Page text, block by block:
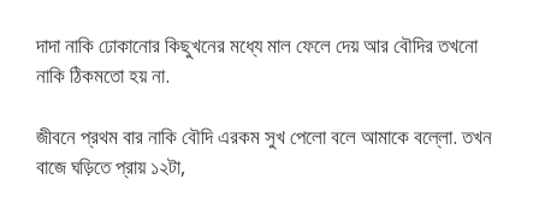
দাদা নাকি ঢোকানোর কিছুখনের মধ্যে মাল ফেলে দেয় আর বৌদির তখনো
নাকি ঠিকমতো হয় না.
জীবনে প্রথম বার নাকি বৌদি এরকম সুখ পেলো বলে আমাকে বল্লো. তখন
বাজে ঘড়িতে প্রায় ১২টা,